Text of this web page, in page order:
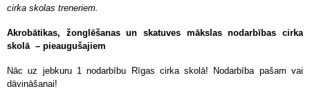
cirka skolas treneriem.
Akrobātikas, žonglēšanas un skatuves mākslas nodarbības cirka
skolā – pieaugušajiem
Nāc uz jebkuru 1 nodarbību Rīgas cirka skolā! Nodarbība pašam vai
dāvināšanai!